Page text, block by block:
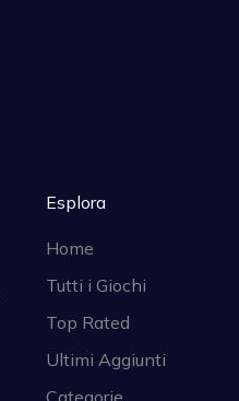
Esplora
Home
Tutti i Giochi
Top Rated
Ultimi Aggiunti
Categorie